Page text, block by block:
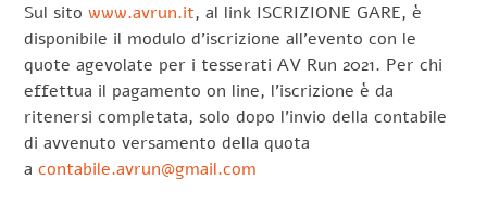
Sul sitowww.avrun.it, al link ISCRIZIONE GARE, è
disponibile il modulo d’iscrizione all’evento con le
quote agevolate per i tesserati AV Run 2021. Per chi
effettua il pagamento on line, l’iscrizione è da
ritenersi completata, solo dopo l’invio della contabile
di avvenuto versamento della quota
acontabile.avrun@gmail.com